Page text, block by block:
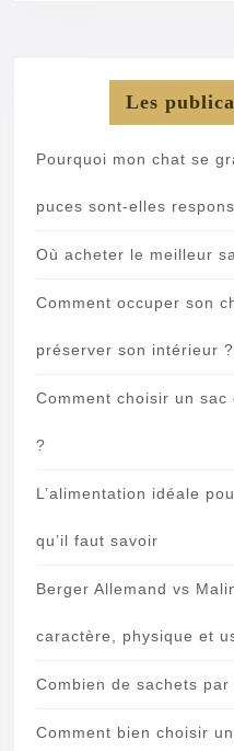
Les
Pourquoi mon chat se
puces sont-elles
Où acheter le meilleur
Comment occuper son
préserver son intérieur ?
Comment choisir un
?
L’alimentation idéale
qu’il faut savoir
Berger Allemand vs
caractère, physique et
Combien de sachets
Comment bien choisir